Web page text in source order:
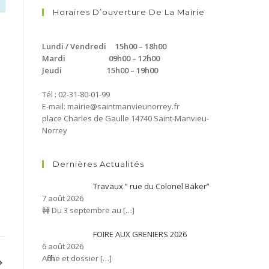
Horaires D’ouverture De La Mairie
Lundi / Vendredi 15h00 – 18h00
Mardi 09h00 – 12h00
Jeudi 15h00 – 19h00
Tél : 02-31-80-01-99
E-mail: mairie@saintmanvieunorrey.fr
place Charles de Gaulle 14740 Saint-Manvieu-
Norrey
Dernières Actualités
Travaux ” rue du Colonel Baker”
7 août 2026
🚧 Du 3 septembre au […]
FOIRE AUX GRENIERS 2026
6 août 2026
Affiche et dossier […]